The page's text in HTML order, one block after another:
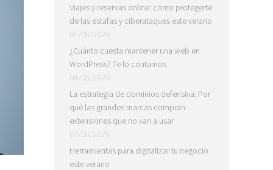
Viajes y reservas online: cómo protegerte
de las estafas y ciberataques este verano
05/08/2026
¿Cuánto cuesta mantener una web en
WordPress? Te lo contamos
04/08/2026
La estrategia de dominios defensiva: Por
qué las grandes marcas compran
extensiones que no van a usar
03/08/2026
Herramientas para digitalizar tu negocio
este verano